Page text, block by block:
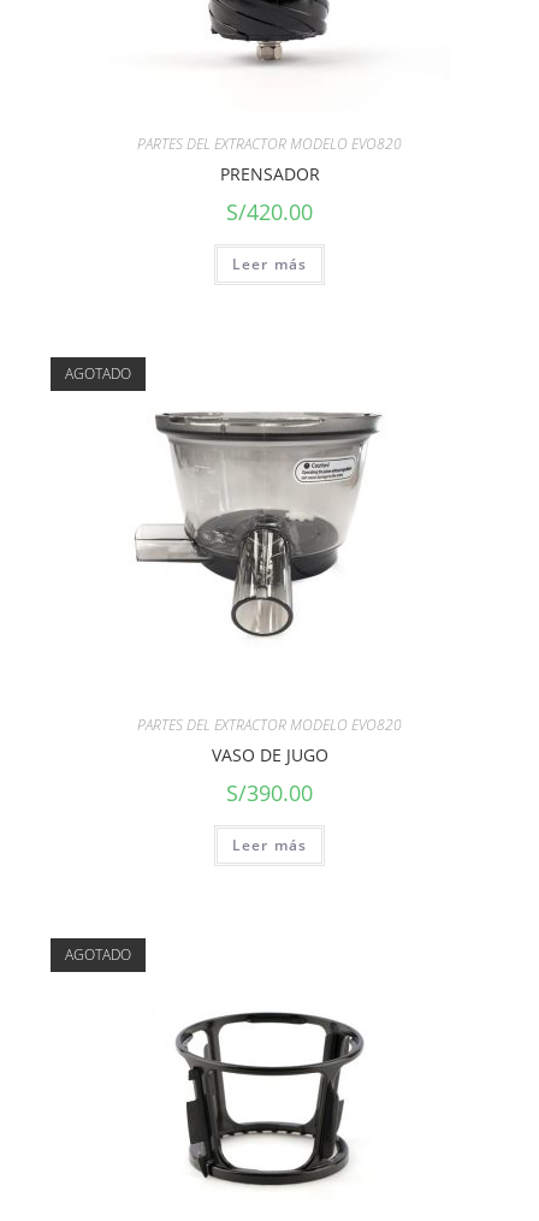
PARTES DEL EXTRACTOR MODELO EVO820
PRENSADOR
S/420.00
Leer más
AGOTADO
PARTES DEL EXTRACTOR MODELO EVO820
VASO DE JUGO
S/390.00
Leer más
AGOTADO